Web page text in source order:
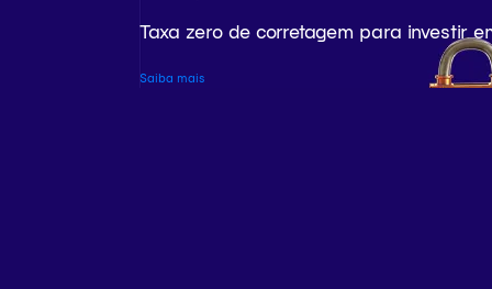
Taxa zero de corretagem para investir
Saiba mais